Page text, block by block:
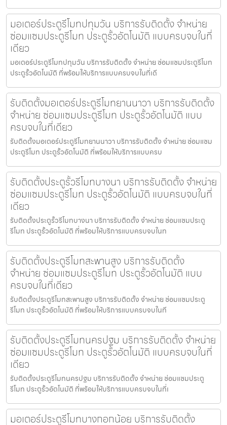
มอเตอร์ประตูรีโมทปทุมวัน บริการรับติดตั้ง จำหน่าย
ซ่อมแซมประตูรีโมท ประตูรั้วอัตโนมัติ แบบครบจบในที่
เดียว
มอเตอร์ประตูรีโมทปทุมวัน บริการรับติดตั้ง จำหน่าย ซ่อมแซมประตูรีโมท
ประตูรั้วอัตโนมัติ ที่พร้อมให้บริการแบบครบจบในที่เดี
รับติดตั้งมอเตอร์ประตูรีโมทยานนาวา บริการรับติดตั้ง
จำหน่าย ซ่อมแซมประตูรีโมท ประตูรั้วอัตโนมัติ แบบ
ครบจบในที่เดียว
รับติดตั้งมอเตอร์ประตูรีโมทยานนาวา บริการรับติดตั้ง จำหน่าย ซ่อมแซม
ประตูรีโมท ประตูรั้วอัตโนมัติ ที่พร้อมให้บริการแบบครบ
รับติดตั้งประตูรั้วรีโมทบางนา บริการรับติดตั้ง จำหน่าย
ซ่อมแซมประตูรีโมท ประตูรั้วอัตโนมัติ แบบครบจบในที่
เดียว
รับติดตั้งประตูรั้วรีโมทบางนา บริการรับติดตั้ง จำหน่าย ซ่อมแซมประตู
รีโมท ประตูรั้วอัตโนมัติ ที่พร้อมให้บริการแบบครบจบในท
รับติดตั้งประตูรีโมทสะพานสูง บริการรับติดตั้ง
จำหน่าย ซ่อมแซมประตูรีโมท ประตูรั้วอัตโนมัติ แบบ
ครบจบในที่เดียว
รับติดตั้งประตูรีโมทสะพานสูง บริการรับติดตั้ง จำหน่าย ซ่อมแซมประตู
รีโมท ประตูรั้วอัตโนมัติ ที่พร้อมให้บริการแบบครบจบในที
รับติดตั้งประตูรีโมทนครปฐม บริการรับติดตั้ง จำหน่าย
ซ่อมแซมประตูรีโมท ประตูรั้วอัตโนมัติ แบบครบจบในที่
เดียว
รับติดตั้งประตูรีโมทนครปฐม บริการรับติดตั้ง จำหน่าย ซ่อมแซมประตู
รีโมท ประตูรั้วอัตโนมัติ ที่พร้อมให้บริการแบบครบจบในที่เ
มอเตอร์ประตูรีโมทบางกอกน้อย บริการรับติดตั้ง